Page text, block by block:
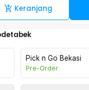
Keranjang
Pick n Go Bekasi
Pre-Order